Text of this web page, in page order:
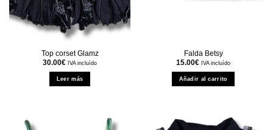
Top corset Glamz
30.00€ IVA incluído
Leer más
Falda Betsy
15.00€ IVA incluído
Añadir al carrito